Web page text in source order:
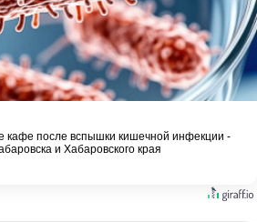
кафе после вспышки кишечной инфекции -
и Хабаровского края